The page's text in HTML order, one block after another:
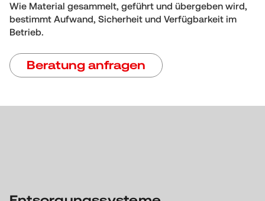
Wie Material gesammelt, geführt und übergeben wird,
bestimmt Aufwand, Sicherheit und Verfügbarkeit im
Betrieb.
Beratung anfragen